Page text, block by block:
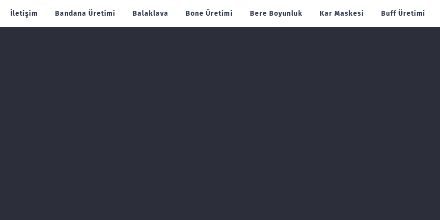
İletişim Bandana Üretimi Balaklava Bone Üretimi Bere Boyunluk Kar Maskesi Buff Üretimi